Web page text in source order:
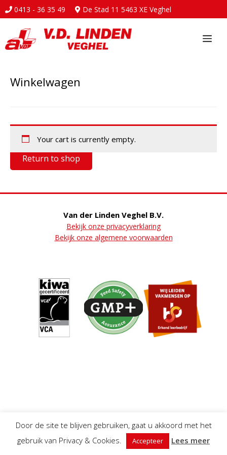
0413 - 36 35 49 De Stad 11 5463 XE Veghel
de
Winkelwagen
Your cart is currently empty.
Return to shop
Van der Linden Veghel B.V.
Bekijk onze privacyverklaring
Bekijk onze algemene voorwaarden
Door de site te blijven gebruiken, gaat u akkoord met het
gebruik van Privacy & Cookies.
Accepteer Lees meer